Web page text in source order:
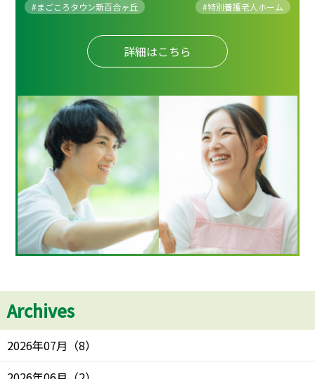
#まごころタウン新百合ヶ丘 #特別養護老人ホーム
詳細はこちら
Archives
2026年07月 （8）